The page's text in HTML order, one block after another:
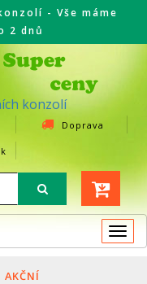
- Vše máme
2 dnů
konzolí
Doprava
AKČNÍ